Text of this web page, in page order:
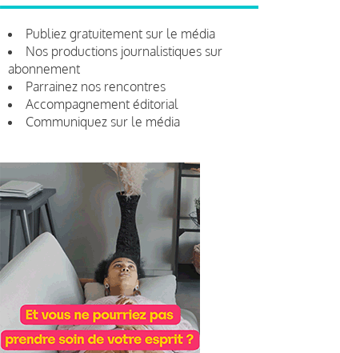
Publiez gratuitement sur le média
Nos productions journalistiques sur
abonnement
Parrainez nos rencontres
Accompagnement éditorial
Communiquez sur le média